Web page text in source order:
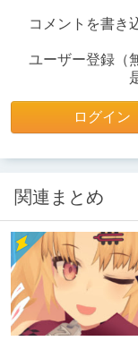
コメントを書き
ユーザー登録（
ログイン
関連まとめ